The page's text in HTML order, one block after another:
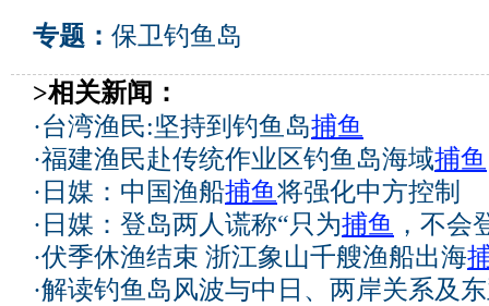
专题： 保卫钓鱼岛
>相关新闻：
·台湾渔民:坚持到钓鱼岛捕鱼
·福建渔民赴传统作业区钓鱼岛海域捕鱼
· 日媒：中国渔船捕鱼将强化中方控制
· 日媒：登岛两人谎称“只为捕鱼 ，不会
·伏季休渔结束 浙江象山千艘渔船出海
·解读钓鱼岛风波与中日、两岸关系及